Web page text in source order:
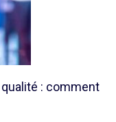
qualité : comment